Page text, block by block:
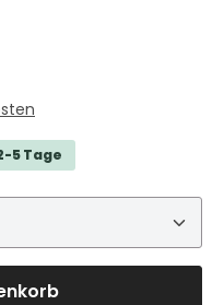
5 Tage
gewünschten Wert